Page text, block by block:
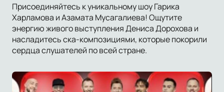
Присоединяйтесь к уникальному шоу Гарика
Харламова и Азамата Мусагалиева! Ощутите
энергию живого выступления Дениса Дорохова и
насладитесь ска-композициями, которые покорили
сердца слушателей по всей стране.